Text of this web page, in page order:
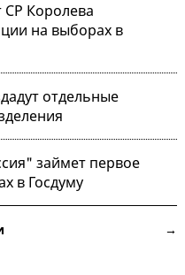
СР Королева
на выборах в
отдельные
займет первое
в Госдуму
новости →